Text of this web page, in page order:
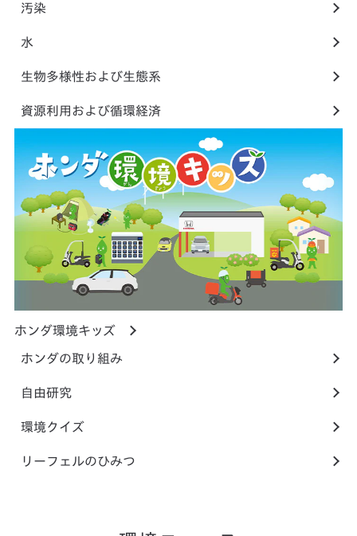
汚染
水
生物多様性および生態系
資源利用および循環経済
ホンダ環境キッズ
ホンダの取り組み
自由研究
環境クイズ
リーフェルのひみつ